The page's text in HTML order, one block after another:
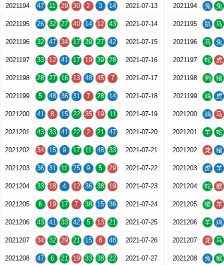
2021194 47 11 29 30 2 3 14 2021-07-13
2021195 26 32 27 40 14 12 43 2021-07-14
2021196 32 47 34 17 39 27 42 2021-07-15
2021197 33 12 41 17 19 39 28 2021-07-16
2021198 28 27 16 13 48 45 7 2021-07-17
2021199 5 48 36 31 7 28 14 2021-07-18
2021200 41 8 15 22 35 19 11 2021-07-19
2021201 43 33 41 22 2 21 47 2021-07-20
2021202 34 15 9 17 11 48 33 2021-07-21
2021203 36 31 11 25 9 5 29 2021-07-22
2021204 33 18 4 12 36 38 19 2021-07-23
2021205 6 19 17 7 38 15 36 2021-07-24
2021206 43 41 33 42 5 13 21 2021-07-25
2021207 34 32 29 21 15 8 48 2021-07-26
2021208 47 6 21 19 33 38 22 2021-07-27
2021194 兔 兔
2021195 鼠 马
2021196 马 兔
2021197 蛇 虎
2021198 狗 猪
2021199 鸡 虎
2021200 鸡 马
2021201 羊 蛇
2021202 龙 猪
2021203 虎 羊
2021204 蛇 猴
2021205 猴 羊
2021206 羊 鸡
2021207 龙 马
2021208 兔 猴